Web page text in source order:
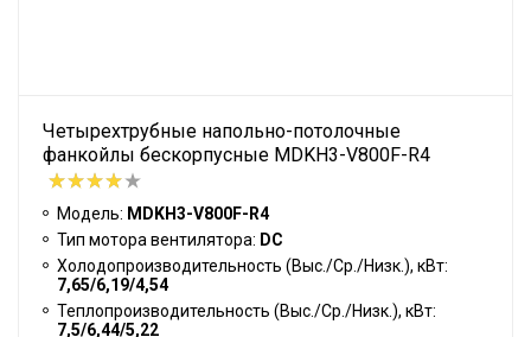
Четырехтрубные напольно-потолочные
фанкойлы бескорпусные MDKH3-V800F-R4
Модель: MDKH3-V800F-R4
Тип мотора вентилятора: DC
Холодопроизводительность (Выс./Ср./Низк.), кВт:
7,65/6,19/4,54
Теплопроизводительность (Выс./Ср./Низк.), кВт:
7,5/6,44/5,22